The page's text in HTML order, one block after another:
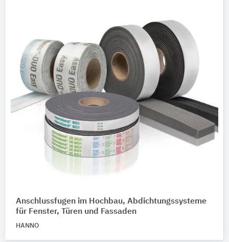
Anschlussfugen im Hochbau, Abdichtungssysteme
für Fenster, Türen und Fassaden
HANNO